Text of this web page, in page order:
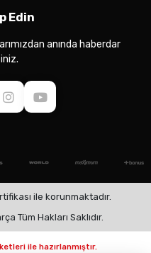
Edin
anında haberdar
ile korunmaktadır.
Tüm Hakları Saklıdır.
ile hazırlanmıştır.